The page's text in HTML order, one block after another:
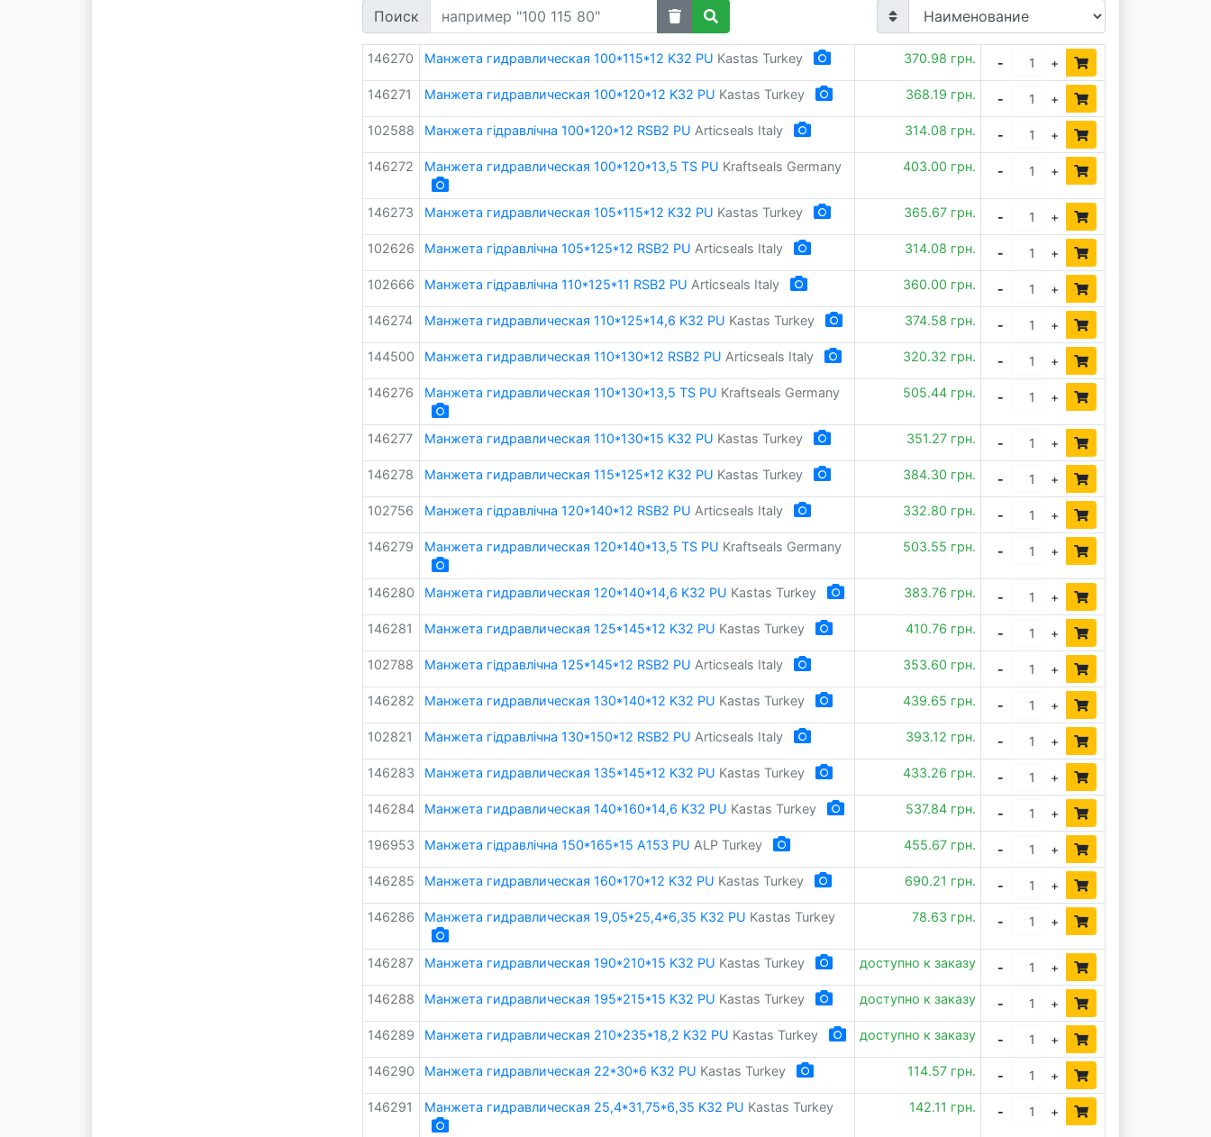
Поиск
146270 Манжета гидравлическая 100*115*12 K32 PU Kastas Turkey 370.98 грн. - +
146271 Манжета гидравлическая 100*120*12 K32 PU Kastas Turkey 368.19 грн. - +
102588 Манжета гідравлічна 100*120*12 RSB2 PU Articseals Italy 314.08 грн. - +
146272 Манжета гидравлическая 100*120*13,5 TS PU Kraftseals Germany 403.00 грн. - +
146273 Манжета гидравлическая 105*115*12 K32 PU Kastas Turkey 365.67 грн. - +
102626 Манжета гідравлічна 105*125*12 RSB2 PU Articseals Italy 314.08 грн. - +
102666 Манжета гідравлічна 110*125*11 RSB2 PU Articseals Italy 360.00 грн. - +
146274 Манжета гидравлическая 110*125*14,6 K32 PU Kastas Turkey 374.58 грн. - +
144500 Манжета гидравлическая 110*130*12 RSB2 PU Articseals Italy 320.32 грн. - +
146276 Манжета гидравлическая 110*130*13,5 TS PU Kraftseals Germany 505.44 грн. - +
146277 Манжета гидравлическая 110*130*15 K32 PU Kastas Turkey 351.27 грн. - +
146278 Манжета гидравлическая 115*125*12 K32 PU Kastas Turkey 384.30 грн. - +
102756 Манжета гідравлічна 120*140*12 RSB2 PU Articseals Italy 332.80 грн. - +
146279 Манжета гидравлическая 120*140*13,5 TS PU Kraftseals Germany 503.55 грн. - +
146280 Манжета гидравлическая 120*140*14,6 K32 PU Kastas Turkey 383.76 грн. - +
146281 Манжета гидравлическая 125*145*12 K32 PU Kastas Turkey 410.76 грн. - +
102788 Манжета гідравлічна 125*145*12 RSB2 PU Articseals Italy 353.60 грн. - +
146282 Манжета гидравлическая 130*140*12 K32 PU Kastas Turkey 439.65 грн. - +
102821 Манжета гідравлічна 130*150*12 RSB2 PU Articseals Italy 393.12 грн. - +
146283 Манжета гидравлическая 135*145*12 K32 PU Kastas Turkey 433.26 грн. - +
146284 Манжета гидравлическая 140*160*14,6 K32 PU Kastas Turkey 537.84 грн. - +
196953 Манжета гідравлічна 150*165*15 A153 PU ALP Turkey 455.67 грн. - +
146285 Манжета гидравлическая 160*170*12 K32 PU Kastas Turkey 690.21 грн. - +
146286 Манжета гидравлическая 19,05*25,4*6,35 K32 PU Kastas Turkey 78.63 грн. - +
146287 Манжета гидравлическая 190*210*15 K32 PU Kastas Turkey доступно к заказу - +
146288 Манжета гидравлическая 195*215*15 K32 PU Kastas Turkey доступно к заказу - +
146289 Манжета гидравлическая 210*235*18,2 K32 PU Kastas Turkey доступно к заказу - +
146290 Манжета гидравлическая 22*30*6 K32 PU Kastas Turkey 114.57 грн. - +
146291 Манжета гидравлическая 25,4*31,75*6,35 K32 PU Kastas Turkey 142.11 грн. - +